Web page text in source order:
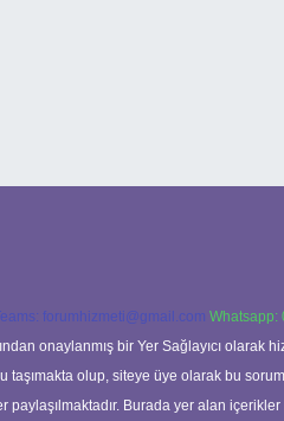
forumhizmeti@gmail.com Whatsapp:
onaylanmış bir Yer Sağlayıcı
olup, siteye üye olarak bu
paylaşılmaktadır. Burada yer alan